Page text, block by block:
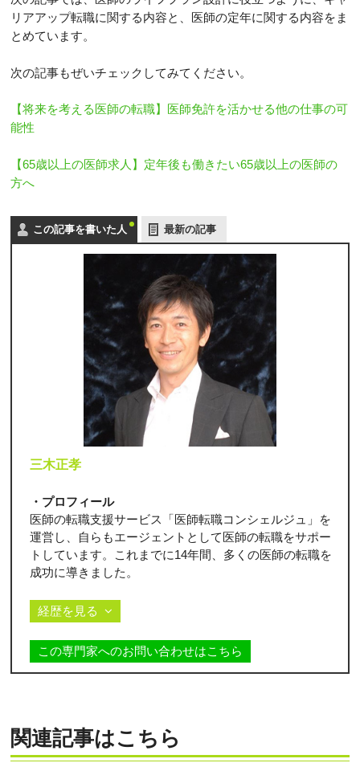
リアアップ転職に関する内容と、医師の定年に関する内容をま
とめています。
次の記事もぜいチェックしてみてください。
【将来を考える医師の転職】医師免許を活かせる他の仕事の可
能性
【65歳以上の医師求人】定年後も働きたい65歳以上の医師の
方へ
この記事を書いた人 最新の記事
三木正孝
・プロフィール
医師の転職支援サービス「医師転職コンシェルジュ」を
運営し、自らもエージェントとして医師の転職をサポー
トしています。これまでに14年間、多くの医師の転職を
成功に導きました。
経歴を見る
この専門家へのお問い合わせはこちら
関連記事はこちら